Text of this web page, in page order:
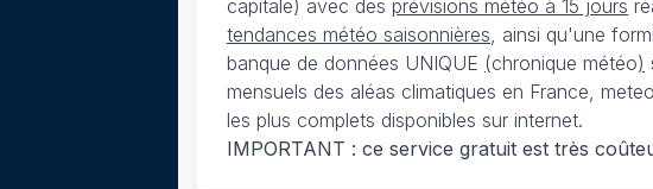
capitale) avec des prévisions météo à 15 jours
tendances météo saisonnières , ainsi qu'une
banque de données UNIQUE (chronique météo)
mensuels des aléas climatiques en France,
les plus complets disponibles sur internet.
IMPORTANT : ce service gratuit est très